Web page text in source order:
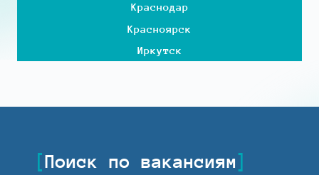
Краснодар
Красноярск
Иркутск
Поиск по вакансиям